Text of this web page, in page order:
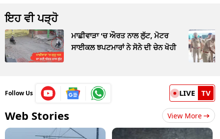
ਇਹ ਵੀ ਪੜ੍ਹੋ
ਮਾਛੀਵਾੜਾ 'ਚ ਔਰਤ ਨਾਲ ਲੁੱਟ, ਮੋਟਰ
ਸਾਈਕਲ ਝਪਟਮਾਰਾਂ ਨੇ ਸੋਨੇ ਦੀ ਚੇਨ ਖੋਹੀ
Follow Us LIVE TV
Web Stories View More